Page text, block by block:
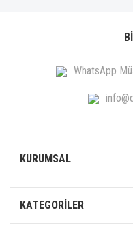
WhatsApp
KURUMSAL
KATEGORİLER